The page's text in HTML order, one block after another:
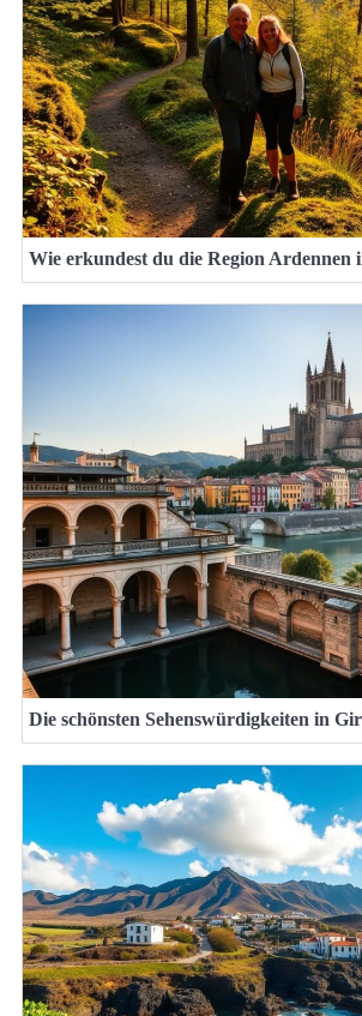
Wie erkundest du die Region Ardennen
Die schönsten Sehenswürdigkeiten in